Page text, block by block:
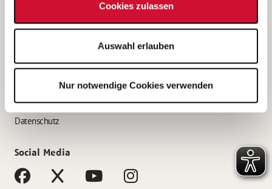
Cookies zulassen
Auswahl erlauben
Nur notwendige Cookies verwenden
Bewerbung als Erzieher*in
AWO Gliederungen nach Bundesland
Impressum
Datenschutz
Social Media